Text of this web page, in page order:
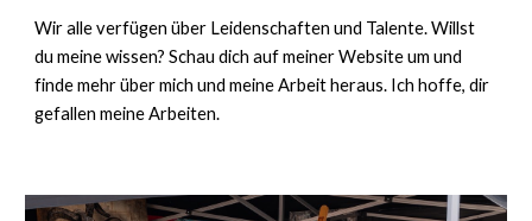
Wir alle verfügen über Leidenschaften und Talente. Willst
du meine wissen? Schau dich auf meiner Website um und
finde mehr über mich und meine Arbeit heraus. Ich hoffe, dir
gefallen meine Arbeiten.